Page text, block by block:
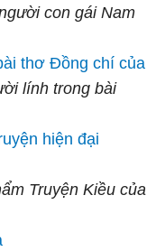
con gái Nam
thơ Đồng chí của
lính trong bài
hiện đại
Truyện Kiều của